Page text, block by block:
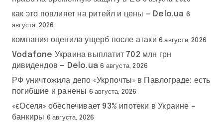
как это повлияет на ритейл и цены — Delo.ua 6
августа, 2026
компания оценила ущерб после атаки 6 августа, 2026
Vodafone Украина выплатит 702 млн грн
дивидендов — Delo.ua 6 августа, 2026
РФ уничтожила депо «Укрпочты» в Павлограде: есть
погибшие и ранены 6 августа, 2026
«єОселя» обеспечивает 93% ипотеки в Украине –
банкиры 6 августа, 2026